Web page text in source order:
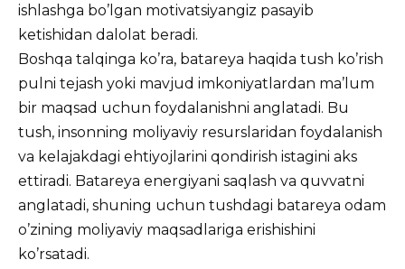
ishlashga bo’lgan motivatsiyangiz pasayib
ketishidan dalolat beradi.
Boshqa talqinga ko’ra, batareya haqida tush ko’rish
pulni tejash yoki mavjud imkoniyatlardan ma’lum
bir maqsad uchun foydalanishni anglatadi. Bu
tush, insonning moliyaviy resurslaridan foydalanish
va kelajakdagi ehtiyojlarini qondirish istagini aks
ettiradi. Batareya energiyani saqlash va quvvatni
anglatadi, shuning uchun tushdagi batareya odam
o’zining moliyaviy maqsadlariga erishishini
ko’rsatadi.